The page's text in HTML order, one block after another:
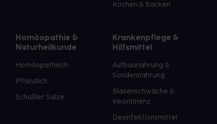
Kochen & Backen
Homöopathie &
Naturheilkunde
Homöopathisch
Pflanzlich
Schüßler Salze
Krankenpflege &
Hilfsmittel
Aufbaunahrung &
Sondennahrung
Blasenschwäche &
Inkontinenz
Desinfektionsmittel